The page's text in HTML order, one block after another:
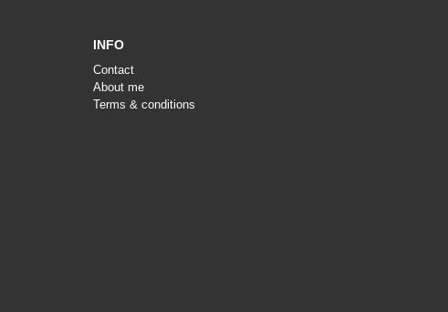
INFO
Contact
About me
Terms & conditions